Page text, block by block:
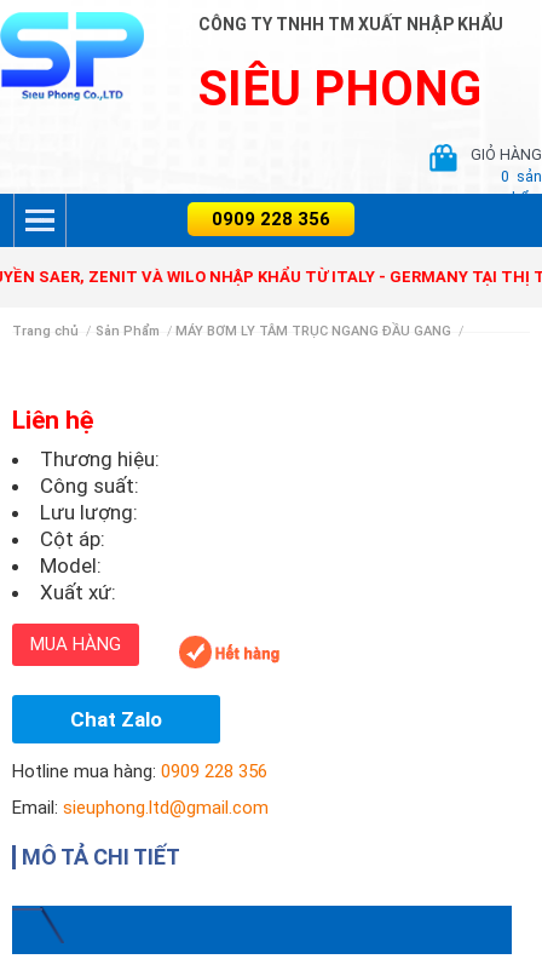
CÔNG TY TNHH TM XUẤT NHẬP KHẨU
SIÊU PHONG
GIỎ HÀNG
0 sản
phẩm
SAER, ZENIT VÀ WILO NHẬP KHẨU TỪ ITALY - GERMANY TẠI THỊ
Trang chủ / Sản Phẩm / MÁY BƠM LY TÂM TRỤC NGANG ĐẦU GANG /
Liên hệ
Thương hiệu:
Công suất:
Lưu lượng:
Cột áp:
Model:
Xuất xứ:
MUA HÀNG
Chat Zalo
Hotline mua hàng: 0909 228 356
Email: sieuphong.ltd@gmail.com
MÔ TẢ CHI TIẾT